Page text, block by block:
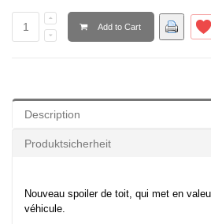
Add to Cart
Description
Produktsicherheit
Nouveau spoiler de toit, qui met en
véhicule.